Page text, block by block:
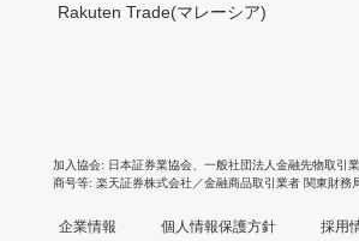
Rakuten Trade(マレーシア)
加入協会 日本証券業協会 一般社団法人金融先物取引
商号等 楽天証券株式会社／金融商品取引業者 関東財
企業情報 個人情報保護方針 採用